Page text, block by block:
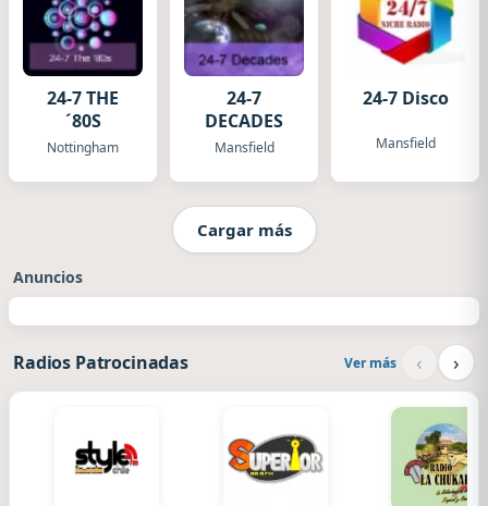
24-7 THE
´80S
Nottingham
24-7
DECADES
Mansfield
24-7 Disco
Mansfield
Cargar más
Anuncios
Radios Patrocinadas Ver más ‹ ›